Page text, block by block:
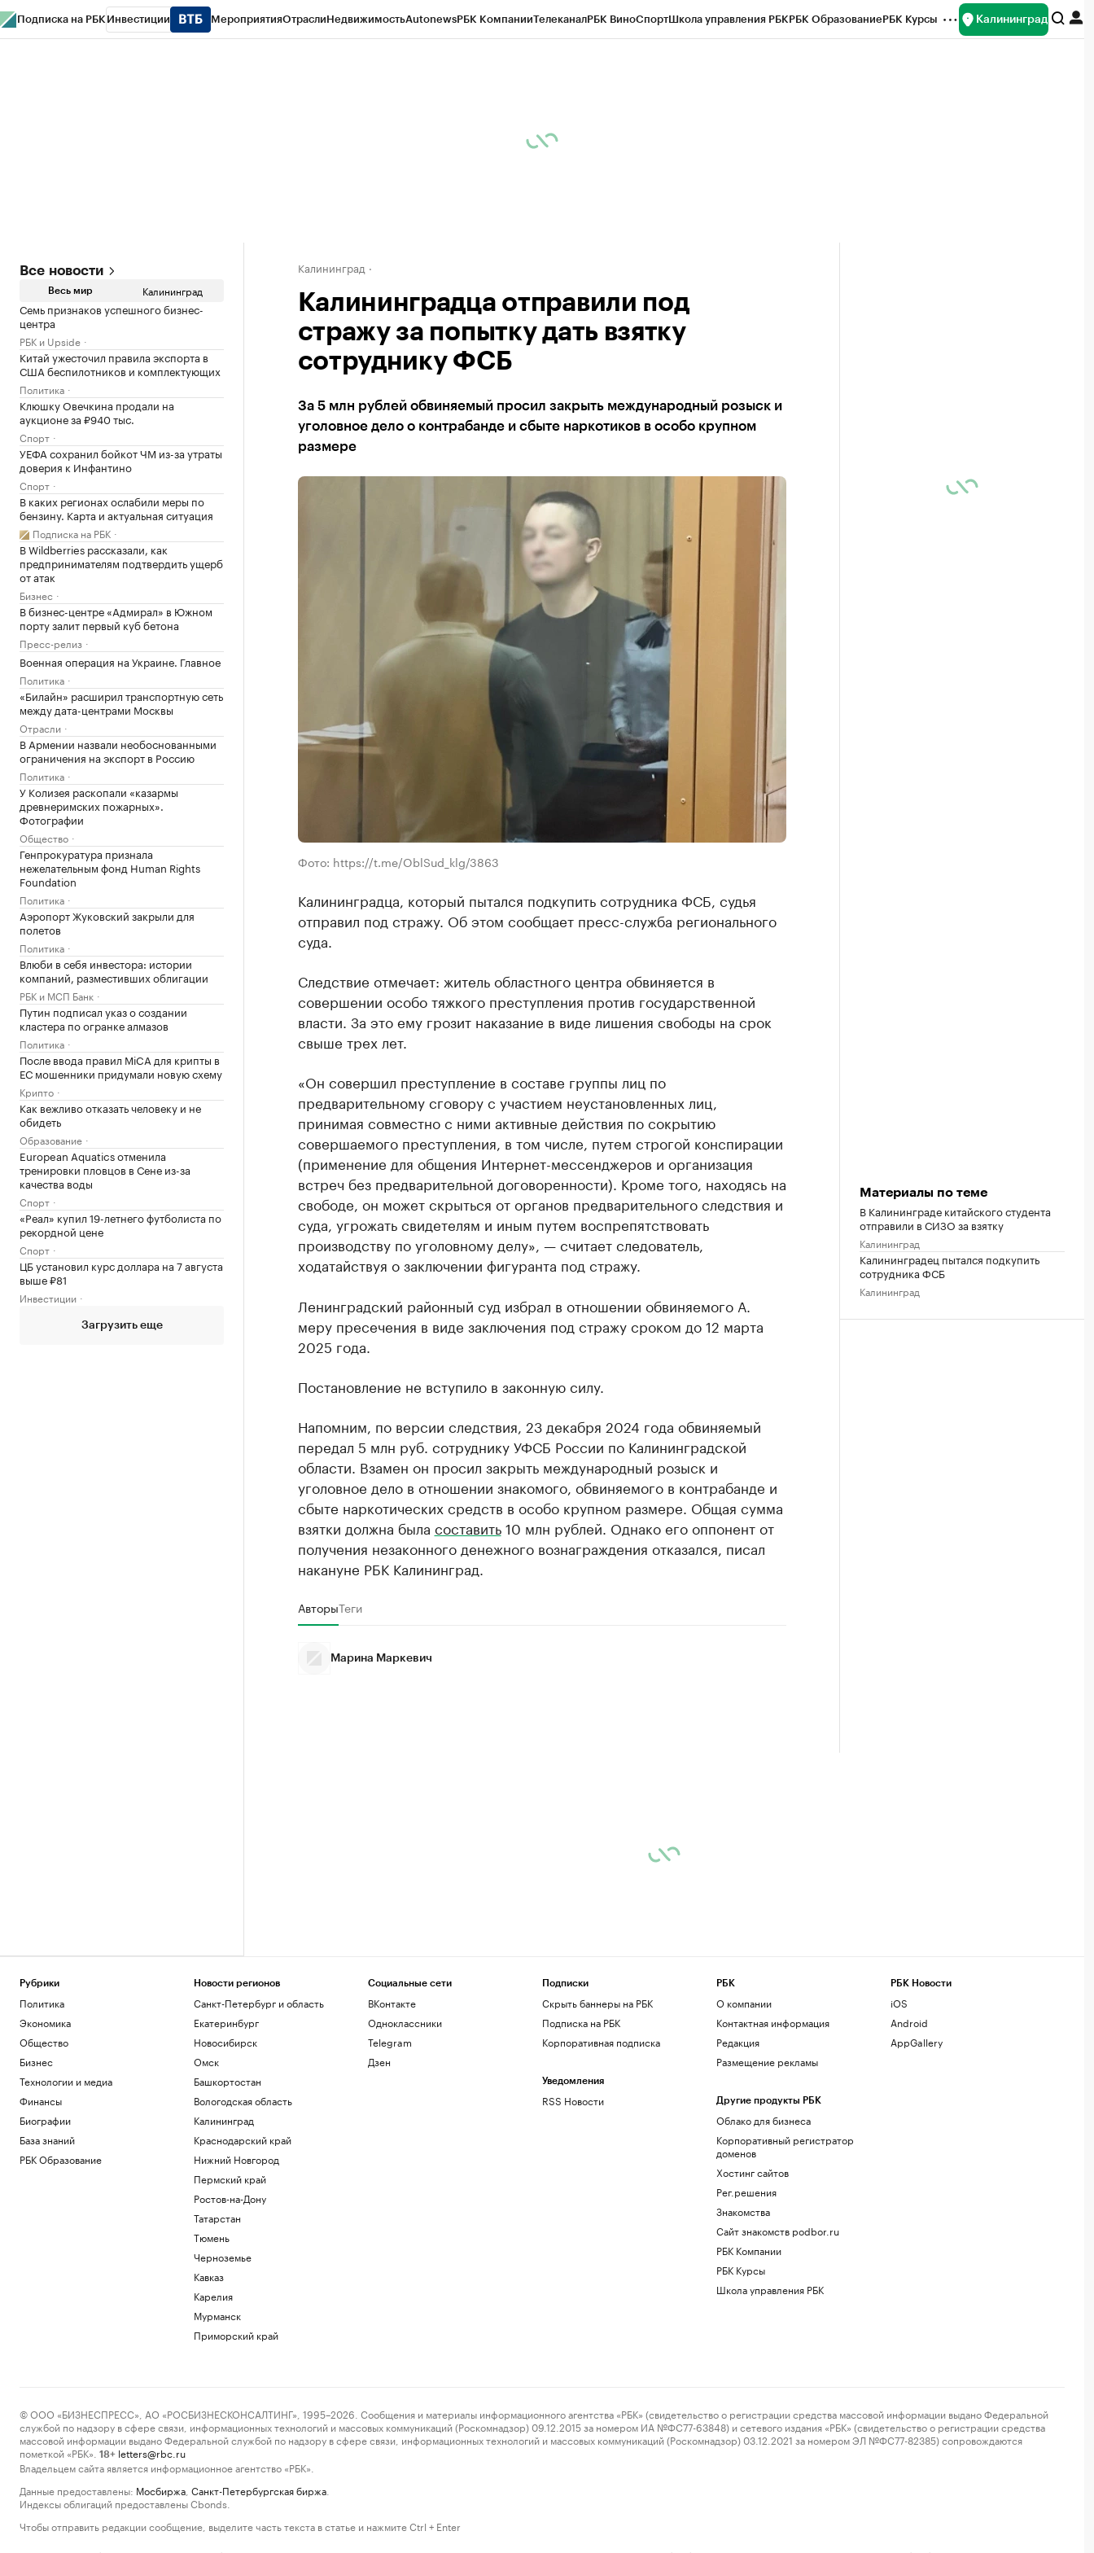
Подписка на РБК Инвестиции МероприятияОтраслиНедвижимостьAutonewsРБК КомпанииТелеканалРБК ВиноСпортШкола управления РБКРБК ОбразованиеРБК Курсы Калининград
Все новости
Весь мир Калининград
Семь признаков успешного бизнес-
центра
РБК и Upside
Китай ужесточил правила экспорта в
США беспилотников и комплектующих
Политика
Клюшку Овечкина продали на
аукционе за ₽940 тыс.
Спорт
УЕФА сохранил бойкот ЧМ из-за утраты
доверия к Инфантино
Спорт
В каких регионах ослабили меры по
бензину. Карта и актуальная ситуация
Подписка на РБК
В Wildberries рассказали, как
предпринимателям подтвердить ущерб
от атак
Бизнес
В бизнес-центре «Адмирал» в Южном
порту залит первый куб бетона
Пресс-релиз
Военная операция на Украине. Главное
Политика
«Билайн» расширил транспортную сеть
между дата-центрами Москвы
Отрасли
В Армении назвали необоснованными
ограничения на экспорт в Россию
Политика
У Колизея раскопали «казармы
древнеримских пожарных».
Фотографии
Общество
Генпрокуратура признала
нежелательным фонд Human Rights
Foundation
Политика
Аэропорт Жуковский закрыли для
полетов
Политика
Влюби в себя инвестора: истории
компаний, разместивших облигации
РБК и МСП Банк
Путин подписал указ о создании
кластера по огранке алмазов
Политика
После ввода правил MiCA для крипты в
ЕС мошенники придумали новую схему
Крипто
Как вежливо отказать человеку и не
обидеть
Образование
European Aquatics отменила
тренировки пловцов в Сене из-за
качества воды
Спорт
«Реал» купил 19-летнего футболиста по
рекордной цене
Спорт
ЦБ установил курс доллара на 7 августа
выше ₽81
Инвестиции
Загрузить еще
Калининград
Калининградца отправили под
стражу за попытку дать взятку
сотруднику ФСБ
За 5 млн рублей обвиняемый просил закрыть международный розыск и
уголовное дело о контрабанде и сбыте наркотиков в особо крупном
размере
Фото: https://t.me/OblSud_klg/3863
Калининградца, который пытался подкупить сотрудника ФСБ, судья
отправил под стражу. Об этом сообщает пресс-служба регионального
суда.
Следствие отмечает: житель областного центра обвиняется в
совершении особо тяжкого преступления против государственной
власти. За это ему грозит наказание в виде лишения свободы на срок
свыше трех лет.
«Он совершил преступление в составе группы лиц по
предварительному сговору с участием неустановленных лиц,
принимая совместно с ними активные действия по сокрытию
совершаемого преступления, в том числе, путем строгой конспирации
(применение для общения Интернет-мессенджеров и организация
встреч без предварительной договоренности). Кроме того, находясь на
свободе, он может скрыться от органов предварительного следствия и
суда, угрожать свидетелям и иным путем воспрепятствовать
производству по уголовному делу», — считает следователь,
ходатайствуя о заключении фигуранта под стражу.
Ленинградский районный суд избрал в отношении обвиняемого А.
меру пресечения в виде заключения под стражу сроком до 12 марта
2025 года.
Постановление не вступило в законную силу.
Напомним, по версии следствия, 23 декабря 2024 года обвиняемый
передал 5 млн руб. сотруднику УФСБ России по Калининградской
области. Взамен он просил закрыть международный розыск и
уголовное дело в отношении знакомого, обвиняемого в контрабанде и
сбыте наркотических средств в особо крупном размере. Общая сумма
взятки должна была составить10 млн рублей. Однако его оппонент от
получения незаконного денежного вознаграждения отказался, писал
накануне РБК Калининград.
АвторыТеги
Марина Маркевич
Материалы по теме
В Калининграде китайского студента
отправили в СИЗО за взятку
Калининград
Калининградец пытался подкупить
сотрудника ФСБ
Калининград
Рубрики
Политика
Экономика
Общество
Бизнес
Технологии и медиа
Финансы
Биографии
База знаний
РБК Образование
Новости регионов
Санкт-Петербург и область
Екатеринбург
Новосибирск
Омск
Башкортостан
Вологодская область
Калининград
Краснодарский край
Нижний Новгород
Пермский край
Ростов-на-Дону
Татарстан
Тюмень
Черноземье
Кавказ
Карелия
Мурманск
Приморский край
Социальные сети
ВКонтакте
Одноклассники
Telegram
Дзен
Подписки
Скрыть баннеры на РБК
Подписка на РБК
Корпоративная подписка
Уведомления
RSS Новости
РБК
О компании
Контактная информация
Редакция
Размещение рекламы
Другие продукты РБК
Облако для бизнеса
Корпоративный регистратор
доменов
Хостинг сайтов
Рег.решения
Знакомства
Сайт знакомств podbor.ru
РБК Компании
РБК Курсы
Школа управления РБК
РБК Новости
iOS
Android
AppGallery
© ООО «БИЗНЕСПРЕСС», АО «РОСБИЗНЕСКОНСАЛТИНГ», 1995–2026. Сообщения и материалы информационного агентства «РБК» (свидетельство о регистрации средства массовой информации выдано Федеральной
службой по надзору в сфере связи, информационных технологий и массовых коммуникаций (Роскомнадзор) 09.12.2015 за номером ИА №ФС77-63848) и сетевого издания «РБК» (свидетельство о регистрации средства
массовой информации выдано Федеральной службой по надзору в сфере связи, информационных технологий и массовых коммуникаций (Роскомнадзор) 03.12.2021 за номером ЭЛ №ФС77-82385) сопровождаются
пометкой «РБК».
18+ letters@rbc.ru
Владельцем сайта является информационное агентство «РБК».
Данные предоставлены: Мосбиржа Санкт-Петербургская биржа
Индексы облигаций предоставлены Cbonds.
Чтобы отправить редакции сообщение, выделите часть текста в статье и нажмите Ctrl + Enter